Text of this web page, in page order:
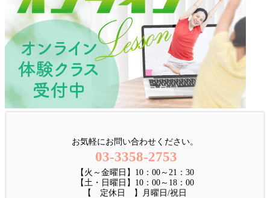
お気軽にお問い合わせください。
03-3358-2753
【火～金曜日】10：00～21：30
【土・日曜日】10：00～18：00
【 定休日 】月曜日/祝日